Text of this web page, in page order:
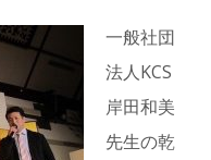
一般社団
法人KCS
岸田和美
先生の乾